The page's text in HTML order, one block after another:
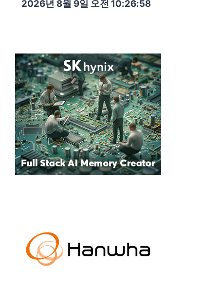
2026년 8월 9일 오전 10:26:59